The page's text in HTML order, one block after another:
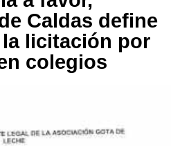
Caldas define
licitación por
colegios